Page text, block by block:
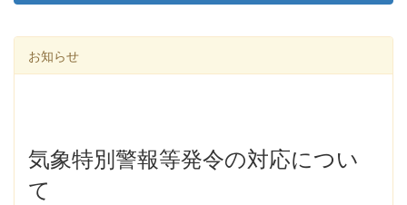
お知らせ
気象特別警報等発令の対応につい
て